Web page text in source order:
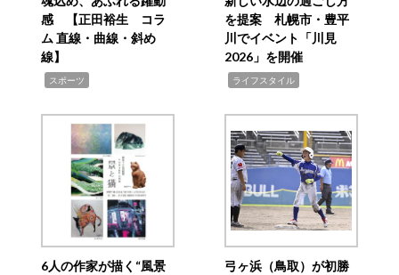
感 【正田裕生 コラ
ム 直線・曲線・斜め
線】
スポーツ
を提案 札幌市・豊平
川でイベント「川見
2026」を開催
ライフスタイル
6人の作家が描く“風景
弓ヶ浜（鳥取）が初勝